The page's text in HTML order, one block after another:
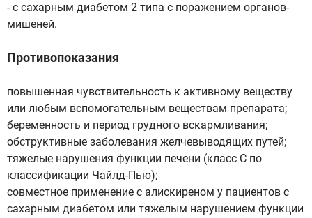
- с сахарным диабетом 2 типа с поражением органов-
мишеней.
Противопоказания
повышенная чувствительность к активному веществу
или любым вспомогательным веществам препарата;
беременность и период грудного вскармливания;
обструктивные заболевания желчевыводящих путей;
тяжелые нарушения функции печени (класс С по
классификации Чайлд-Пью);
совместное применение с алискиреном у пациентов с
сахарным диабетом или тяжелым нарушением функции